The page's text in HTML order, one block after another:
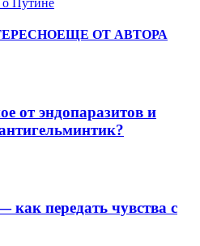
ЕЩЕ ОТ АВТОРА
от эндопаразитов и
передать чувства с